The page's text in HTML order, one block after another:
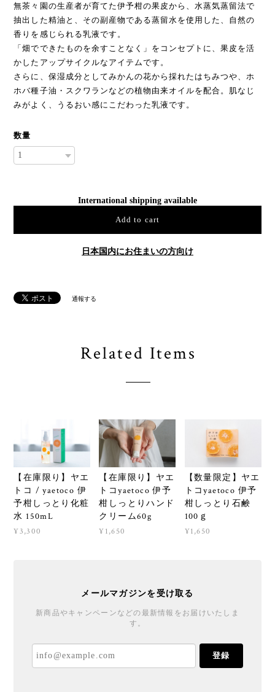
無茶々園の生産者が育てた伊予柑の果皮から、水蒸気蒸留法で
抽出した精油と、その副産物である蒸留水を使用した、自然の
香りを感じられる乳液です。
「畑でできたものを余すことなく」をコンセプトに、果皮を活
かしたアップサイクルなアイテムです。
さらに、保湿成分としてみかんの花から採れたはちみつや、ホ
ホバ種子油・スクワランなどの植物由来オイルを配合。肌なじ
みがよく、うるおい感にこだわった乳液です。
数量
International shipping available
Add to cart
日本国内にお住まいの方向け
通報する
Related Items
【在庫限り】ヤエ
トコ / yaetoco 伊
予柑しっとり化粧
水 150mL
¥3,300
【在庫限り】ヤエ
トコyaetoco 伊予
柑しっとりハンド
クリーム60g
¥1,650
【数量限定】ヤエ
トコyaetoco 伊予
柑しっとり石鹸
100ｇ
¥1,650
メールマガジンを受け取る
新商品やキャンペーンなどの最新情報をお届けいたしま
す。
登録